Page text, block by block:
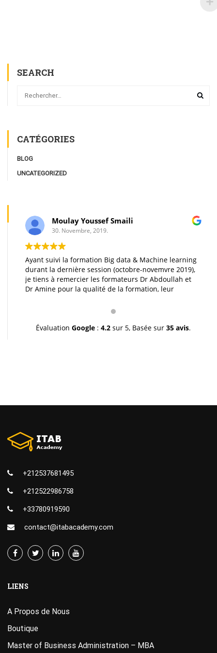
SEARCH
CATÉGORIES
BLOG
UNCATEGORIZED
Moulay Youssef Smaili
30. Novembre, 2019.
Ayant suivi la formation Big data & Machine learning
durant la dernière session (octobre-novemvre 2019),
je tiens à remercier les formateurs Dr Abdoullah et
Dr Amine pour la qualité de la formation, leur
très bonne continuation et à très bientôt inchallah.
Évaluation Google : 4.2 sur 5, Basée sur 35 avis.
+212537681495
+212522986758
+33780919590
contact@itabacademy.com
LIENS
A Propos de Nous
Boutique
Master of Business Administration – MBA